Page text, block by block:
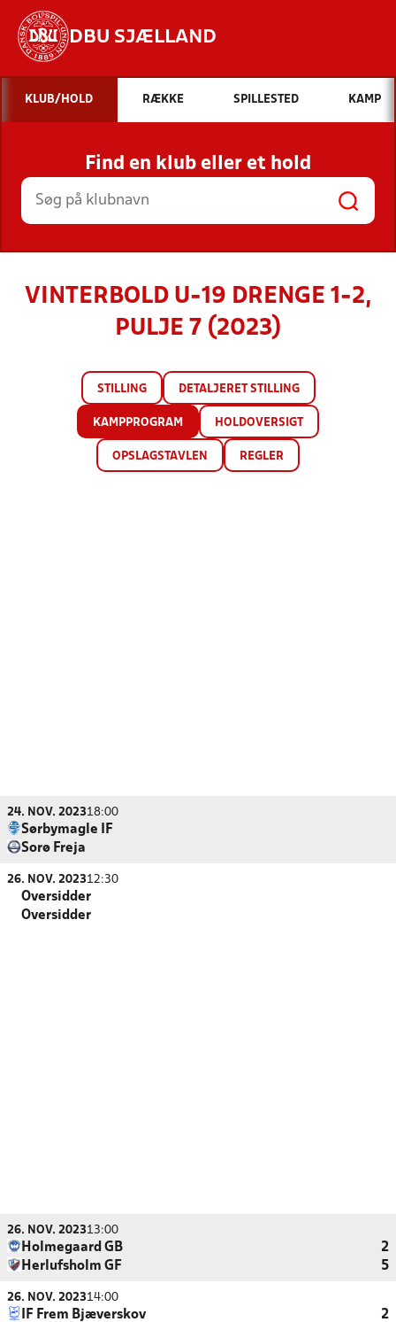
DBU SJÆLLAND
Hvad vil du søge efter?
INDHOLD OG NYHEDER
STILLINGER, RESULTATER, KLUBBER OG
HOLD
KLUB/HOLD RÆKKE SPILLESTED KAMP
Find en klub eller et hold
VINTERBOLD U-19 DRENGE 1-2,
PULJE 7 (2023)
STILLING DETALJERET STILLING
KAMPPROGRAM HOLDOVERSIGT
OPSLAGSTAVLEN REGLER
24. NOV. 202318:00
Sørbymagle IF
Sorø Freja
26. NOV. 202312:30
Oversidder
Oversidder
26. NOV. 202313:00
Holmegaard GB
2
Herlufsholm GF
5
26. NOV. 202314:00
IF Frem Bjæverskov
2